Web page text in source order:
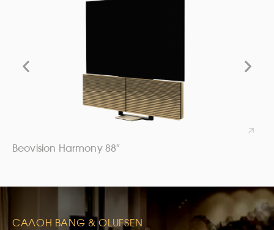
Beovision Harmony 88″
САЛОН BANG & OLUFSEN